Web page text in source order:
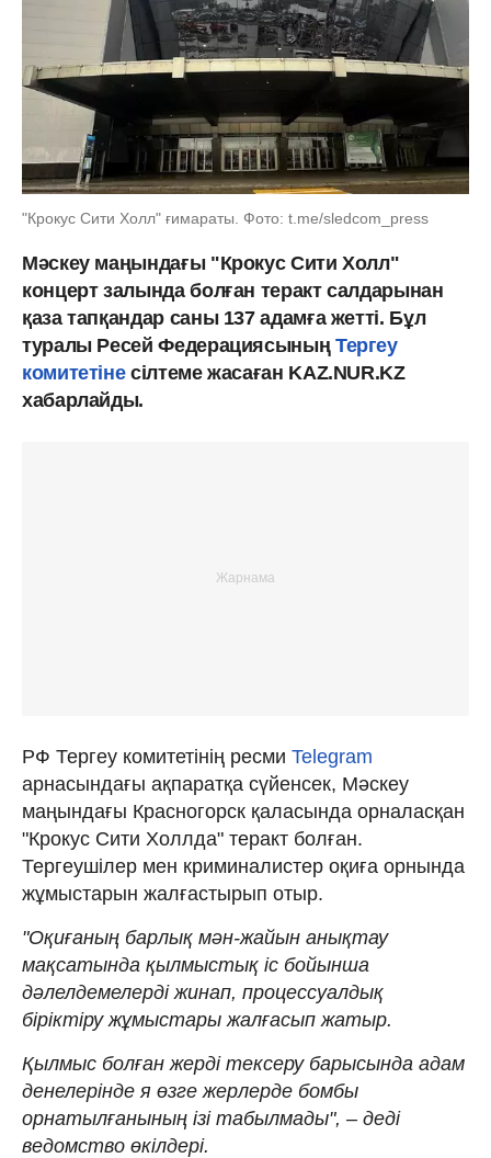
"Крокус Сити Холл" ғимараты. Фото: t.me/sledcom_press
Мәскеу маңындағы "Крокус Сити Холл"
концерт залында болған теракт салдарынан
қаза тапқандар саны 137 адамға жетті. Бұл
туралы Ресей Федерациясының Тергеу
комитетінесілтеме жасаған KAZ.NUR.KZ
хабарлайды.
РФ Тергеу комитетінің ресми Telegram
арнасындағы ақпаратқа сүйенсек, Мәскеу
маңындағы Красногорск қаласында орналасқан
"Крокус Сити Холлда" теракт болған.
Тергеушілер мен криминалистер оқиға орнында
жұмыстарын жалғастырып отыр.
"Оқиғаның барлық мән-жайын анықтау
мақсатында қылмыстық іс бойынша
дәлелдемелерді жинап, процессуалдық
біріктіру жұмыстары жалғасып жатыр.
Қылмыс болған жерді тексеру барысында адам
денелерінде я өзге жерлерде бомбы
орнатылғанының ізі табылмады", – деді
ведомство өкілдері.